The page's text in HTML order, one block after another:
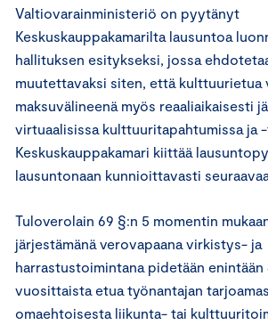
Valtiovarainministeriö on pyytänyt
Keskuskauppakamarilta lausuntoa
hallituksen esitykseksi, jossa
muutettavaksi siten, että kulttuurietua
maksuvälineenä myös reaaliaikaisesti
virtuaalisissa kulttuuritapahtumissa ja
Keskuskauppakamari kiittää
lausuntonaan kunnioittavasti
Tuloverolain 69 §:n 5 momentin
järjestämänä verovapaana virkistys- ja
harrastustoimintana pidetään
vuosittaista etua työnantajan
omaehtoisesta liikunta- tai